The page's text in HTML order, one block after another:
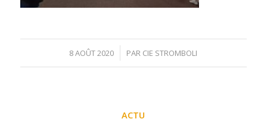
8 AOÛT 2020
/ PAR CIE STROMBOLI
ACTU